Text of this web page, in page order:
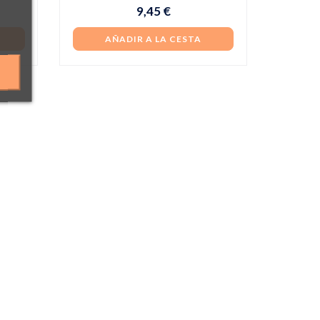
9,45 €
AÑADIR A LA CESTA